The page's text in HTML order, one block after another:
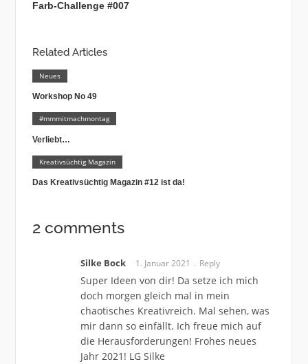
Farb-Challenge #007
Related Articles
Neues
Workshop No 49
#mmmitmachmontag
Verliebt…
Kreativsüchtig Magazin
Das Kreativsüchtig Magazin #12 ist da!
2 comments
Silke Bock 1. Januar 2021 Reply
Super Ideen von dir! Da setze ich mich
doch morgen gleich mal in mein
chaotisches Kreativreich. Mal sehen, was
mir dann so einfällt. Ich freue mich auf
die Herausforderungen! Frohes neues
Jahr 2021! LG Silke